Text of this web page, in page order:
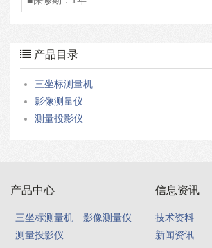
产品目录
三坐标测量机
影像测量仪
测量投影仪
产品中心
三坐标测量机
影像测量仪
测量投影仪
信息资讯
技术资料
新闻资讯